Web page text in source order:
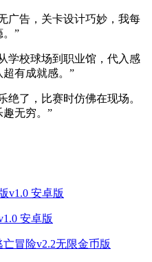
广告，关卡设计巧妙，我每
。”
学校球场到职业馆，代入感
有成就感。”
绝了，比赛时仿佛在现场。
无穷。”
安卓版